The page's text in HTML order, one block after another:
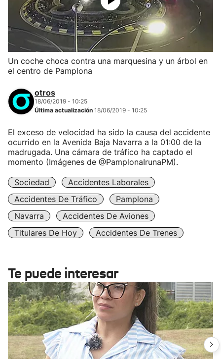
Un coche choca contra una marquesina y un árbol en
el centro de Pamplona
otros
18/06/2019 - 10:25
Última actualización 18/06/2019 - 10:25
El exceso de velocidad ha sido la causa del accidente
ocurrido en la Avenida Baja Navarra a la 01:00 de la
madrugada. Una cámara de tráfico ha captado el
momento (Imágenes de @PamplonaIrunaPM).
Sociedad
Accidentes Laborales
Accidentes De Tráfico
Pamplona
Navarra
Accidentes De Aviones
Titulares De Hoy
Accidentes De Trenes
Te puede interesar